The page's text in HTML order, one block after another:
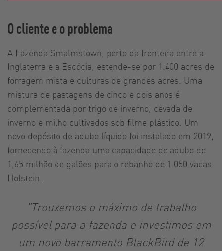
O cliente e o problema
A Fazenda Smalmstown, perto da fronteira entre a
Inglaterra e a Escócia, estende-se por 1.400 acres de
forragem mista e culturas de grandes acres. Uma
mistura de pastagens de cinco e dois anos é
complementada por trigo de inverno, cevada de
inverno e milho cultivados sob filme plástico. Um
novo depósito de adubo líquido foi instalado em 2019,
fornecendo à fazenda uma capacidade de adubo de
1,65 milhão de galões para o rebanho de 1.050 vacas
Holstein.
"Trouxemos o máximo de trabalho
possível para a fazenda e investimos em
um novo barramento BlackBird de 12